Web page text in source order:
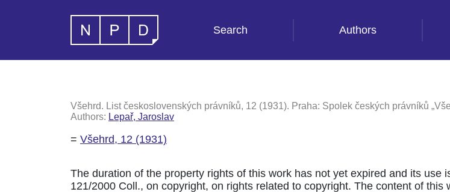
Search Authors
Všehrd. List československých právníků, 12 (1931). Praha: Spolek českých právníků
Authors: Lepař, Jaroslav
= Všehrd, 12 (1931)
The duration of the property rights of this work has not yet expired and its use
121/2000 Coll., on copyright, on rights related to copyright. The content of